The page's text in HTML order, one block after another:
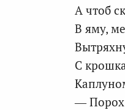
А чтоб
В яму,
С
—